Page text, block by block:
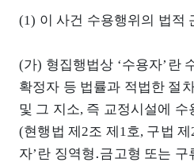
(1) 이 사건 수용행위의 법적
(가) 형집행법상 ‘수용자’란
확정자 등 법률과 적법한 절
및 그 지소, 즉 교정시설에
(현행법 제2조 제1호, 구법 제
자’란 징역형․금고형 또는